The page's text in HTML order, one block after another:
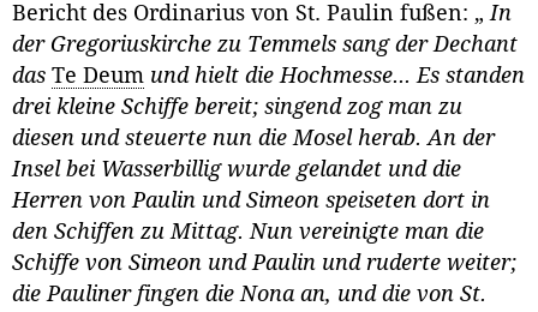
Bericht des Ordinarius von St. Paulin fußen: „ In
der Gregoriuskirche zu Temmels sang der Dechant
das Te Deum und hielt die Hochmesse... Es standen
drei kleine Schiffe bereit; singend zog man zu
diesen und steuerte nun die Mosel herab. An der
Insel bei Wasserbillig wurde gelandet und die
Herren von Paulin und Simeon speiseten dort in
den Schiffen zu Mittag. Nun vereinigte man die
Schiffe von Simeon und Paulin und ruderte weiter;
die Pauliner fingen die Nona an, und die von St.